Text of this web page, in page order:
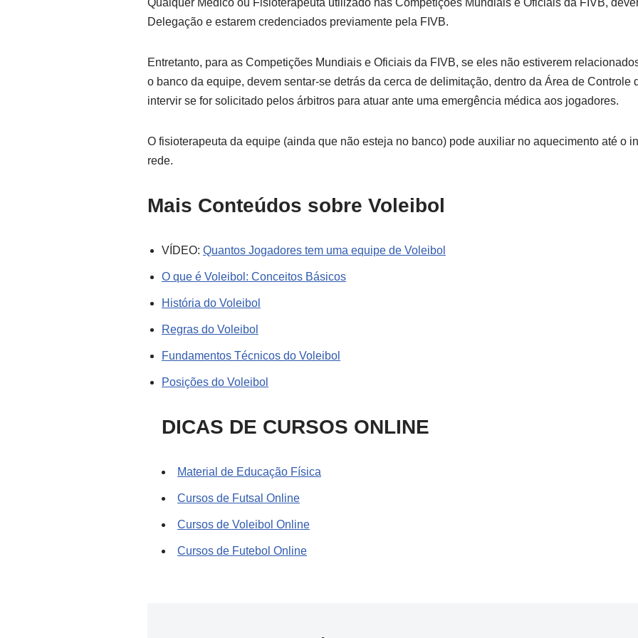
Qualquer Médico ou Fisioterapeuta utilizado nas Competições Mundiais e Oficiais da FIVB,
Delegação e estarem credenciados previamente pela FIVB.
Entretanto, para as Competições Mundiais e Oficiais da FIVB, se eles não estiverem
o banco da equipe, devem sentar-se detrás da cerca de delimitação, dentro da Área de Controle
intervir se for solicitado pelos árbitros para atuar ante uma emergência médica aos jogadores.
O fisioterapeuta da equipe (ainda que não esteja no banco) pode auxiliar no aquecimento até o
rede.
Mais Conteúdos sobre Voleibol
VÍDEO: Quantos Jogadores tem uma equipe de Voleibol
O que é Voleibol: Conceitos Básicos
História do Voleibol
Regras do Voleibol
Fundamentos Técnicos do Voleibol
Posições do Voleibol
DICAS DE CURSOS ONLINE
Material de Educação Física
Cursos de Futsal Online
Cursos de Voleibol Online
Cursos de Futebol Online